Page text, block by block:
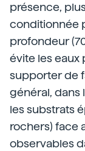
présence,
conditionnée
profondeur
évite les eaux
supporter de
général, dans
les substrats
rochers) face
observables